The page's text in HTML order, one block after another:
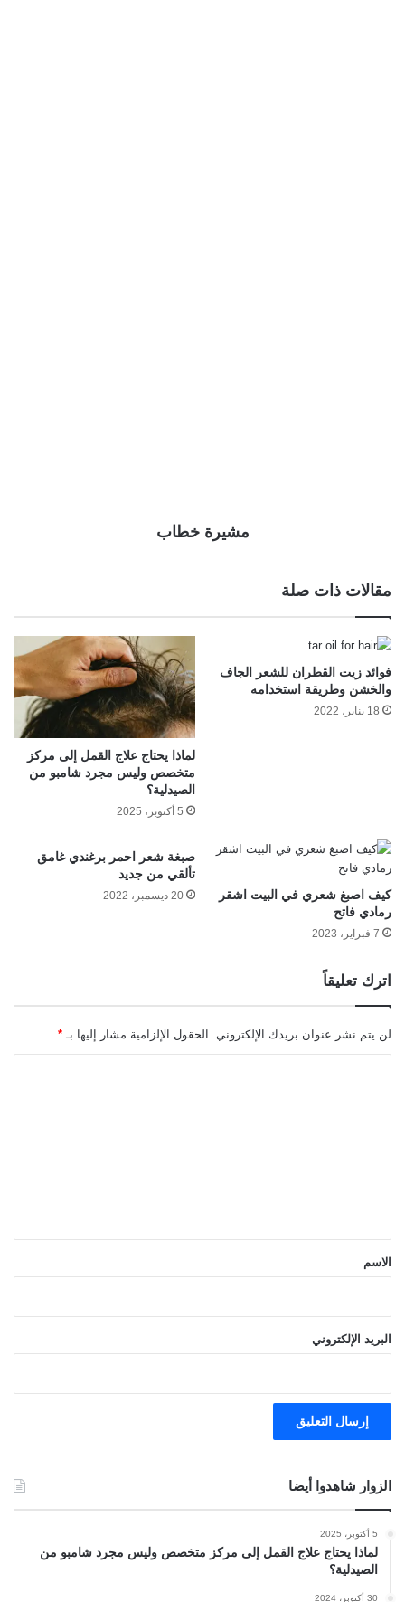
مشيرة خطاب
مقالات ذات صلة
فوائد زيت القطران للشعر الجاف
والخشن وطريقة استخدامه
18 يناير، 2022
لماذا يحتاج علاج القمل إلى مركز
متخصص وليس مجرد شامبو من
الصيدلية؟
5 أكتوبر، 2025
كيف اصبغ شعري في البيت اشقر
رمادي فاتح
7 فبراير، 2023
صبغة شعر احمر برغندي غامق
تألقي من جديد
20 ديسمبر، 2022
اترك تعليقاً
لن يتم نشر عنوان بريدك الإلكتروني. الحقول الإلزامية مشار إليها بـ *
*الاسم
البريد الإلكتروني
الزوار شاهدوا أيضا
5 أكتوبر، 2025
لماذا يحتاج علاج القمل إلى مركز متخصص وليس مجرد شامبو من
الصيدلية؟
30 أكتوبر، 2024